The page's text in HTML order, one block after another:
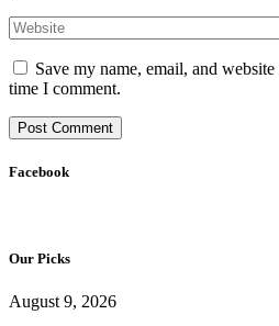
Save my name, email, and
time I comment.
Facebook
Our Picks
August 9, 2026